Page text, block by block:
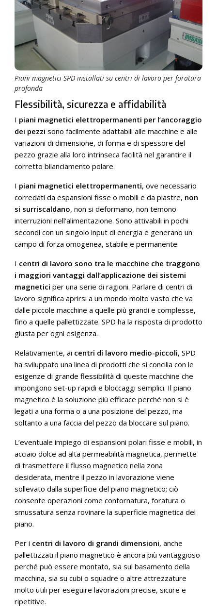
Piani magnetici SPD installati su centri di lavoro per foratura
profonda
Flessibilità, sicurezza e affidabilità
I piani magnetici elettropermanenti per l’ancoraggio
dei pezzi sono facilmente adattabili alle macchine e alle
variazioni di dimensione, di forma e di spessore del
pezzo grazie alla loro intrinseca facilità nel garantire il
corretto bilanciamento polare.
I piani magnetici elettropermanenti, ove necessario
corredati da espansioni fisse o mobili e da piastre, non
si surriscaldano, non si deformano, non temono
interruzioni nell’alimentazione. Sono attivabili in pochi
secondi con un singolo input di energia e generano un
campo di forza omogenea, stabile e permanente.
I centri di lavoro sono tra le macchine che traggono
i maggiori vantaggi dall’applicazione dei sistemi
magnetici per una serie di ragioni. Parlare di centri di
lavoro significa aprirsi a un mondo molto vasto che va
dalle piccole macchine a quelle più grandi e complesse,
fino a quelle pallettizzate. SPD ha la risposta di prodotto
giusta per ogni esigenza.
Relativamente, ai centri di lavoro medio-piccoli, SPD
ha sviluppato una linea di prodotti che si concilia con le
esigenze di grande flessibilità di queste macchine che
impongono set-up rapidi e bloccaggi semplici. Il piano
magnetico è la soluzione più efficace perché non si è
legati a una forma o a una posizione del pezzo, ma
soltanto a una faccia del pezzo da bloccare sul piano.
L’eventuale impiego di espansioni polari fisse e mobili, in
acciaio dolce ad alta permeabilità magnetica, permette
di trasmettere il flusso magnetico nella zona
desiderata, mentre il pezzo in lavorazione viene
sollevato dalla superficie del piano magnetico; ciò
consente operazioni come contornatura, foratura o
smussatura senza rovinare la superficie magnetica del
piano.
Per i centri di lavoro di grandi dimensioni, anche
pallettizzati il piano magnetico è ancora più vantaggioso
perché può essere montato, sia sul basamento della
macchina, sia su cubi o squadre o altre attrezzature
molto utili per eseguire lavorazioni precise, sicure e
ripetitive.